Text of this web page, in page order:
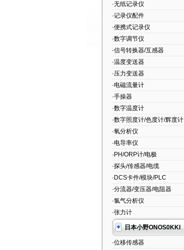
·无纸记录仪
·记录仪配件
·便携式记录仪
·数字调节仪
·信号转换器/互感器
·温度变送器
·压力变送器
·电磁流量计
·手操器
·数字温度计
·数字照度计/色度计/辉度计
·氧分析仪
·电导率仪
·PH/ORP计/电极
·探头/传感器/电缆
·DCS卡件/模块/PLC
·分流器/变压器/电阻器
·氯气分析仪
·张力计
日本小野ONOS0KKI
·位移传感器